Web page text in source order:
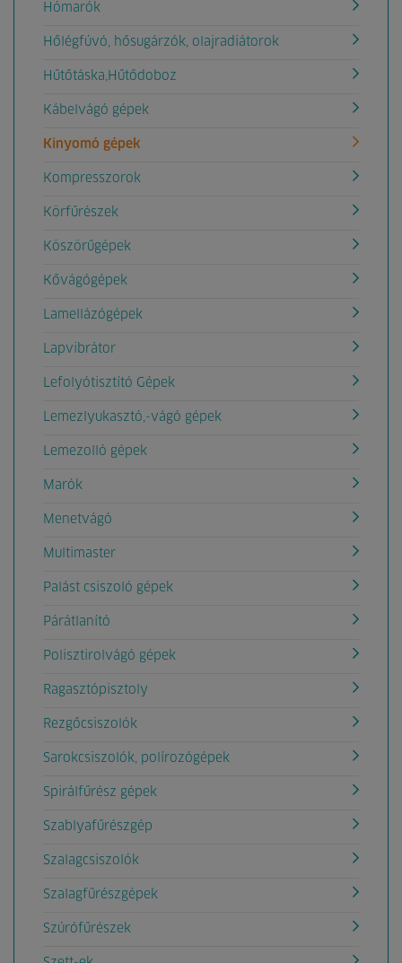
Hómarók
Hőlégfúvó, hősugárzók, olajradiátorok
Hűtőtáska,Hűtődoboz
Kábelvágó gépek
Kinyomó gépek
Kompresszorok
Körfűrészek
Köszörűgépek
Kővágógépek
Lamellázógépek
Lapvibrátor
Lefolyótisztító Gépek
Lemezlyukasztó,-vágó gépek
Lemezolló gépek
Marók
Menetvágó
Multimaster
Palást csiszoló gépek
Párátlanító
Polisztirolvágó gépek
Ragasztópisztoly
Rezgőcsiszolók
Sarokcsiszolók, polírozógépek
Spirálfűrész gépek
Szablyafűrészgép
Szalagcsiszolók
Szalagfűrészgépek
Szúrófűrészek